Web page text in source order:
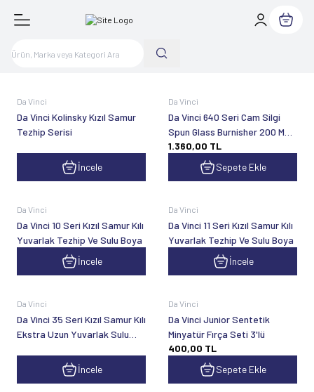
Sepetim
Da Vinci
Da Vinci Kolinsky Kızıl Samur
Tezhip Serisi
İncele
Da Vinci
Da Vinci 640 Seri Cam Silgi
Spun Glass Burnisher 200 Mm
No:8
1.360,00 TL
Sepete Ekle
Da Vinci
Da Vinci 10 Seri Kızıl Samur Kılı
Yuvarlak Tezhip Ve Sulu Boya
İncele
Da Vinci
Da Vinci 11 Seri Kızıl Samur Kılı
Yuvarlak Tezhip Ve Sulu Boya
İncele
Da Vinci
Da Vinci 35 Seri Kızıl Samur Kılı
Ekstra Uzun Yuvarlak Sulu
İncele
Da Vinci
Da Vinci Junior Sentetik
Minyatür Fırça Seti 3'lü
400,00 TL
Sepete Ekle